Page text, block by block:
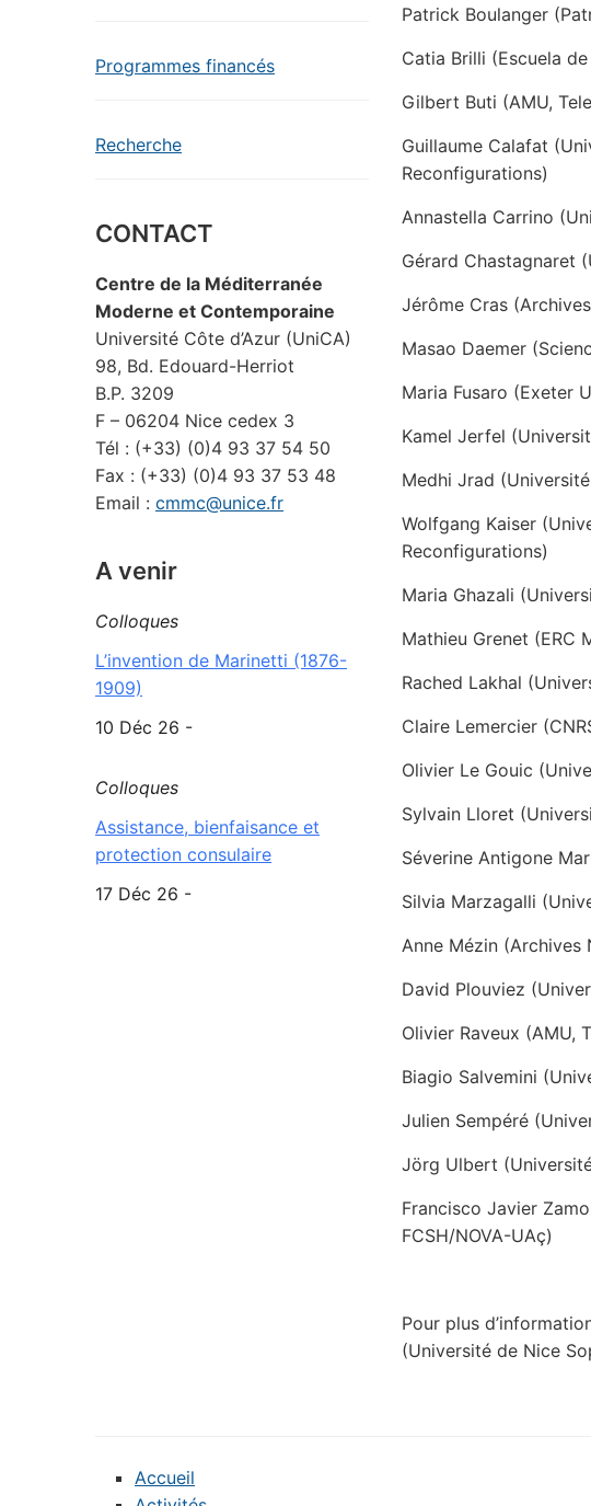
Programmes financés
Recherche
CONTACT
Centre de la Méditerranée
Moderne et Contemporaine
Université Côte d’Azur (UniCA)
98, Bd. Edouard-Herriot
B.P. 3209
F – 06204 Nice cedex 3
Tél : (+33) (0)4 93 37 54 50
Fax : (+33) (0)4 93 37 53 48
Email : cmmc@unice.fr
A venir
Colloques
L’invention de Marinetti (1876-
1909)
10 Déc 26 -
Colloques
Assistance, bienfaisance et
protection consulaire
17 Déc 26 -
Patrick Boulanger
Catia Brilli (Escuela
Gilbert Buti (AMU,
Guillaume Calafat
Reconfigurations)
Annastella Carrino
Gérard Chastagnaret
Jérôme Cras
Masao Daemer
Maria Fusaro (Exeter
Kamel Jerfel
Medhi Jrad
Wolfgang Kaiser
Reconfigurations)
Maria Ghazali
Mathieu Grenet (ERC
Rached Lakhal
Claire Lemercier
Olivier Le Gouic
Sylvain Lloret
Séverine Antigone
Silvia Marzagalli
Anne Mézin (Archives
David Plouviez
Olivier Raveux (AMU,
Biagio Salvemini
Julien Sempéré
Jörg Ulbert
Francisco Javier
FCSH/NOVA-UAç)
Pour plus
(Université de Nice
Accueil